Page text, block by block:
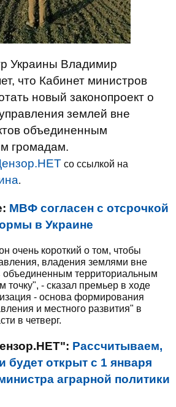
Украины Владимир
что Кабинет министров
новый законопроект о
землей вне
объединенным
громадам.
со ссылкой на
.
МВФ согласен с отсрочкой
в Украине
очень короткий о том, чтобы
владения землями вне
объединенным территориальным
точку", - сказал премьер в ходе
- основа формирования
и местного развития" в
в четверг.
Рассчитываем,
будет открыт с 1 января
аграрной политики